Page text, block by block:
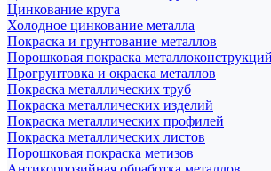
Цинкование круга
Холодное цинкование металла
Покраска и грунтование металлов
Порошковая покраска металлоконструкций
Прогрунтовка и окраска металлов
Покраска металлических труб
Покраска металлических изделий
Покраска металлических профилей
Покраска металлических листов
Порошковая покраска метизов